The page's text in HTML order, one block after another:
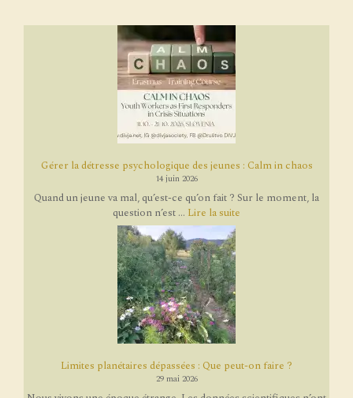
Gérer la détresse psychologique des jeunes : Calm in chaos
14 juin 2026
Quand un jeune va mal, qu’est-ce qu’on fait ? Sur le moment, la
question n’est ... Lire la suite
Limites planétaires dépassées : Que peut-on faire ?
29 mai 2026